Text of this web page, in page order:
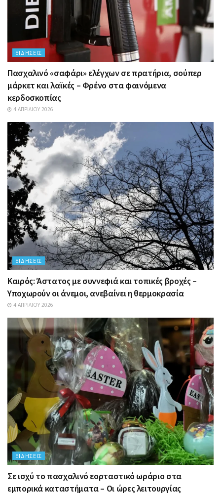
ΕΙΔΉΣΕΙΣ
Πασχαλινό «σαφάρι» ελέγχων σε πρατήρια, σούπερ
μάρκετ και λαϊκές – Φρένο στα φαινόμενα
κερδοσκοπίας
4 ΑΠΡΙΛΊΟΥ 2026
ΕΙΔΉΣΕΙΣ
Καιρός: Άστατος με συννεφιά και τοπικές βροχές –
Υποχωρούν οι άνεμοι, ανεβαίνει η θερμοκρασία
4 ΑΠΡΙΛΊΟΥ 2026
ΕΙΔΉΣΕΙΣ
Σε ισχύ το πασχαλινό εορταστικό ωράριο στα
εμπορικά καταστήματα – Οι ώρες λειτουργίας